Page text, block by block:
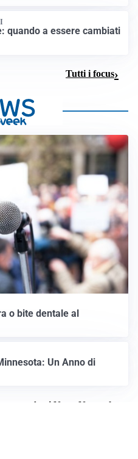
quando a essere cambiati
Tutti i focus
o bite dentale al
Un Anno di
Apri News Netweek